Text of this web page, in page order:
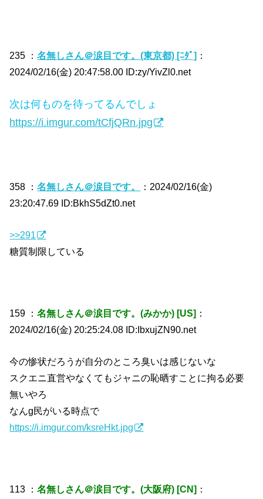
235 ：名無しさん＠涙目です。(東京都) [ﾆﾀﾞ] ：
2024/02/16(金) 20:47:58.00 ID:zy/YivZl0.net
次は何ものを待ってるんでしょ
https://i.imgur.com/tCfjQRn.jpg
358 ：名無しさん＠涙目です。
：2024/02/16(金)
23:20:47.69 ID:BkhS5dZt0.net
>>291
糖質制限している
159 ：名無しさん＠涙目です。(みかか) [US] ：
2024/02/16(金) 20:25:24.08 ID:IbxujZN90.net
今の惨状だろうが自分のところ臭いは感じないな
スクエニ直営やなくてもジャニの恥晒すことに拘る必要
無いやろ
なんg民がいる時点で
https://i.imgur.com/ksreHkt.jpg
113 ：名無しさん＠涙目です。(大阪府) [CN] ：